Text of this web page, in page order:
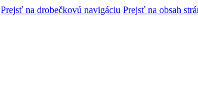
Prejsť na drobečkovú navigáciu Prejsť na obsah